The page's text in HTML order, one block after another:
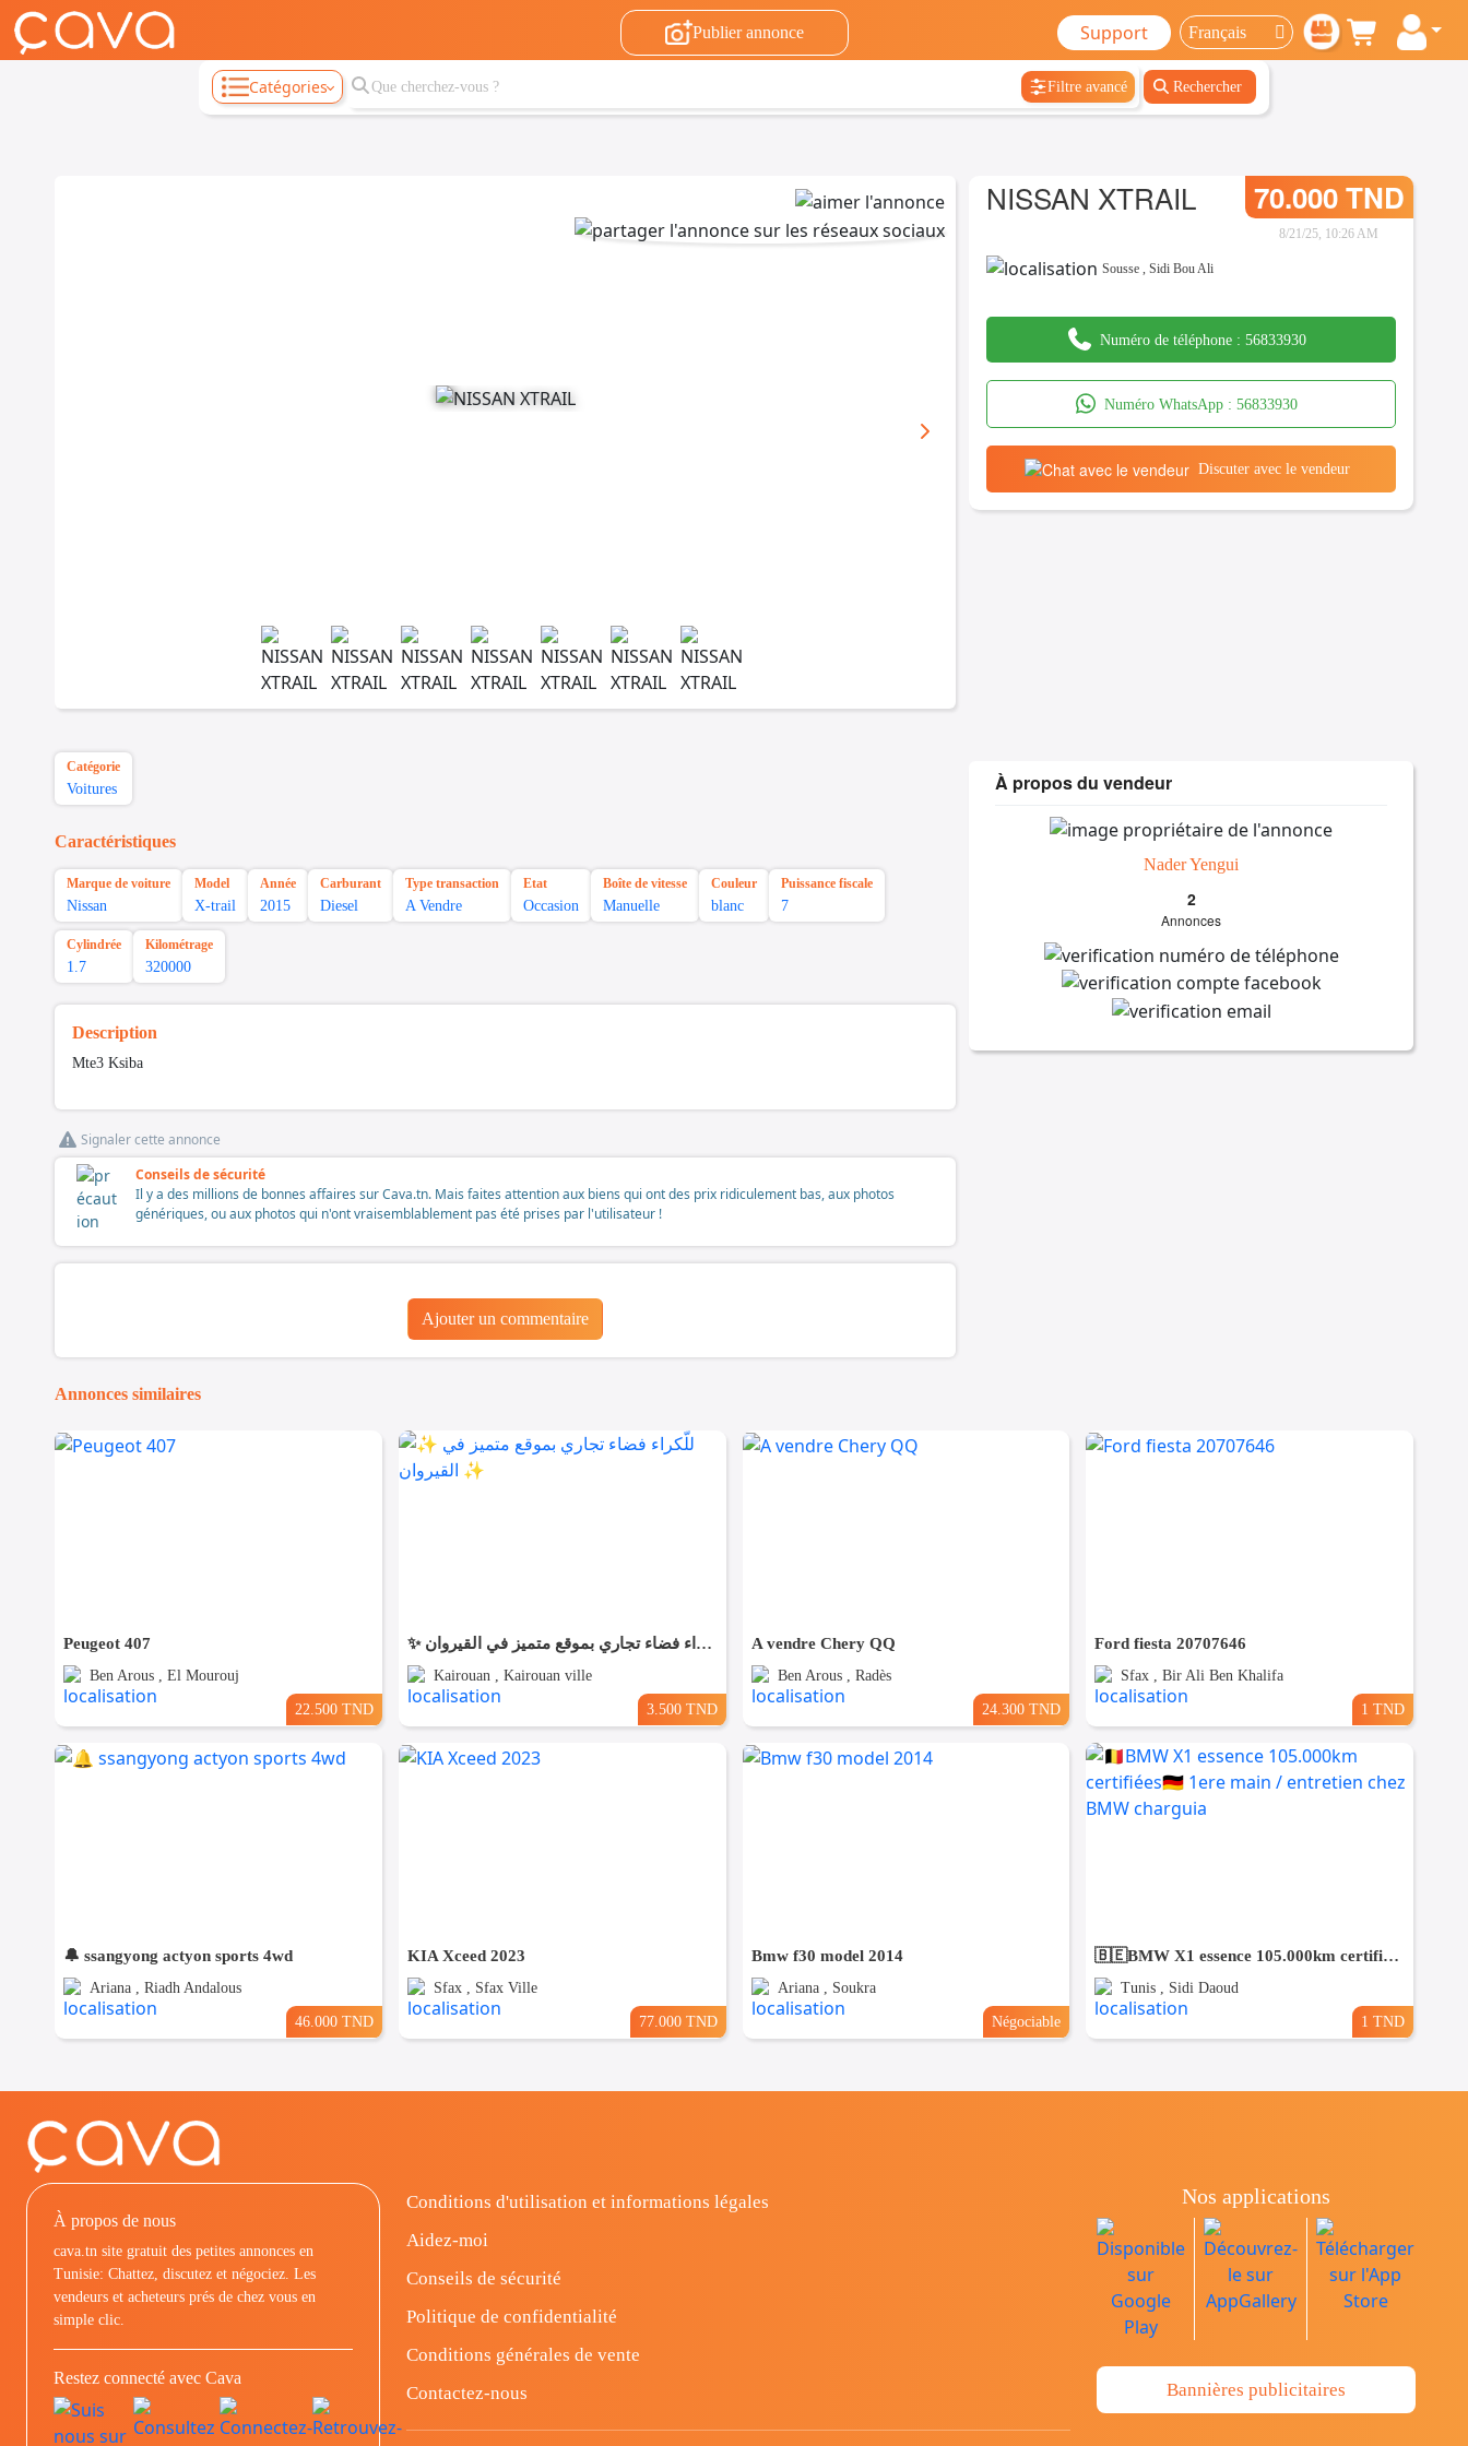
Publier annonce Support
Catégories Filtre avancé Rechercher
NISSAN XTRAIL 70.000 TND
8/21/25, 10:26 AM
Sousse ,Sidi Bou Ali
Numéro de téléphone : 56833930
Numéro WhatsApp :56833930
Discuter avec le vendeur
Catégorie
Voitures
Caractéristiques
Marque de voiture
Nissan
Model
X-trail
Année
2015
Carburant
Diesel
Type transaction
A Vendre
Etat
Occasion
Boîte de vitesse
Manuelle
Couleur
blanc
Puissance fiscale
7
Cylindrée
1.7
Kilométrage
320000
Description
Mte3 Ksiba
Signaler cette annonce
Conseils de sécurité
Il y a des millions de bonnes affaires sur Cava.tn. Mais faites attention aux biens qui ont des prix ridiculement bas, aux photos
génériques, ou aux photos qui n'ont vraisemblablement pas été prises par l'utilisateur !
Ajouter un commentaire
À propos du vendeur
Nader Yengui
2
Annonces
Annonces similaires
Peugeot 407
Ben Arous , El Mourouj
22.500 TND
✨ للّكراء فضاء تجاري بموقع متميز في القيروان ✨
Kairouan , Kairouan ville
3.500 TND
A vendre Chery QQ
Ben Arous , Radès
24.300 TND
Ford fiesta 20707646
Sfax , Bir Ali Ben Khalifa
1 TND
🔔 ssangyong actyon sports 4wd
Ariana , Riadh Andalous
46.000 TND
KIA Xceed 2023
Sfax , Sfax Ville
77.000 TND
Bmw f30 model 2014
Ariana , Soukra
Négociable
🇧🇪BMW X1 essence 105.000km certifiées🇩🇪 1ere main / entretien chez BMW charguia
Tunis , Sidi Daoud
1 TND
À propos de nous
cava.tn site gratuit des petites annonces en
Tunisie: Chattez, discutez et négociez. Les
vendeurs et acheteurs prés de chez vous en
simple clic.
Restez connecté avec Cava
Conditions d'utilisation et informations légales
Aidez-moi
Conseils de sécurité
Politique de confidentialité
Conditions générales de vente
Contactez-nous
Nos applications
Bannières publicitaires